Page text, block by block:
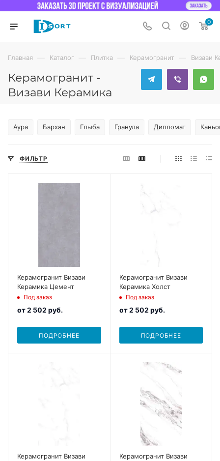
0
Главная — Каталог — Плитка — Керамогранит — Визави
Керамогранит -
Визави Керамика
Аура Бархан Глыба Гранула Дипломат
ФИЛЬТР
Керамогранит Визави
Керамика Цемент
Под заказ
от2 502 руб.
ПОДРОБНЕЕ
Керамогранит Визави
Керамика Холст
Под заказ
от2 502 руб.
ПОДРОБНЕЕ
Керамогранит Визави
Керамогранит Визави